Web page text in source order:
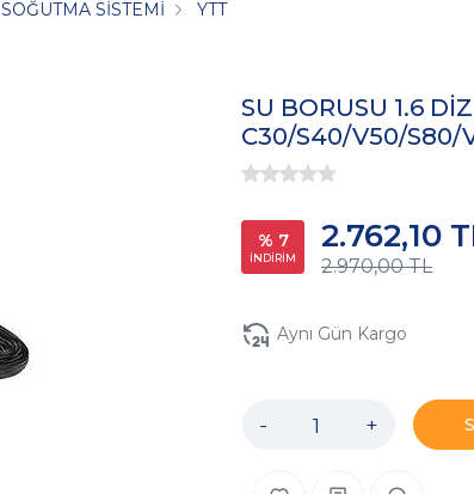
SOĞUTMA SİSTEMİ YTT
SU BORUSU 1.6
C30/S40/V50/S80/
% 7
İNDİRİM 2.970,00 TL
2.762,10
Aynı Gün Kargo
- +